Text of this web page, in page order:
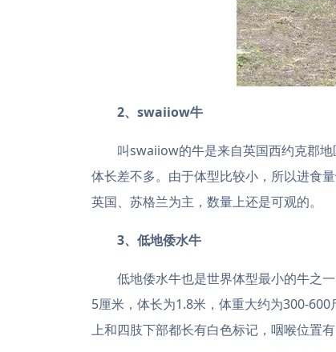
2、swaiiow牛
叫swaiiow的牛是来自英国西约克郡
体长差不多。由于体型比较小，所以进食
英国、苏格兰为主，数量上还是可观的。
3、低地倭水牛
低地倭水牛也是世界体型最小的牛之
5厘米，体长为1.8米，体重大约为300-
上和四肢下部都长有白色标记，咽喉位置有